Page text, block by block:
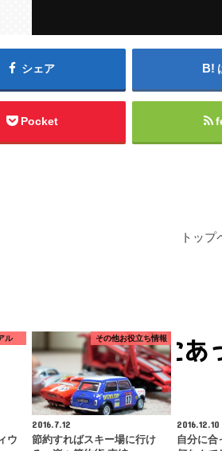
シェア
Pocket
トップ
ル
ウ
その他お役立ち情報
2016.7.12
節約すればスキー場に行け
2016.12.10
自分に合